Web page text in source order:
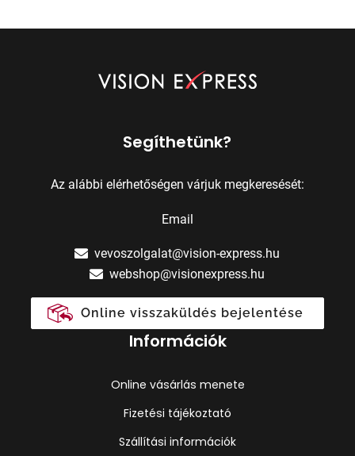
Segíthetünk?
Az alábbi elérhetőségen várjuk megkeresését:
Email
vevoszolgalat@vision-express.hu
webshop@visionexpress.hu
Online visszaküldés bejelentése
Információk
Online vásárlás menete
Fizetési tájékoztató
Szállítási információk